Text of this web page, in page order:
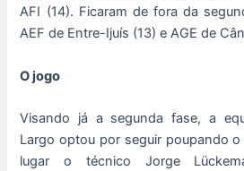
AFI (14). Ficaram de fora da
AEF de Entre-Ijuís (13) e AGE de
O jogo
Visando já a segunda fase, a
Largo optou por seguir poupando o
lugar o técnico Jorge